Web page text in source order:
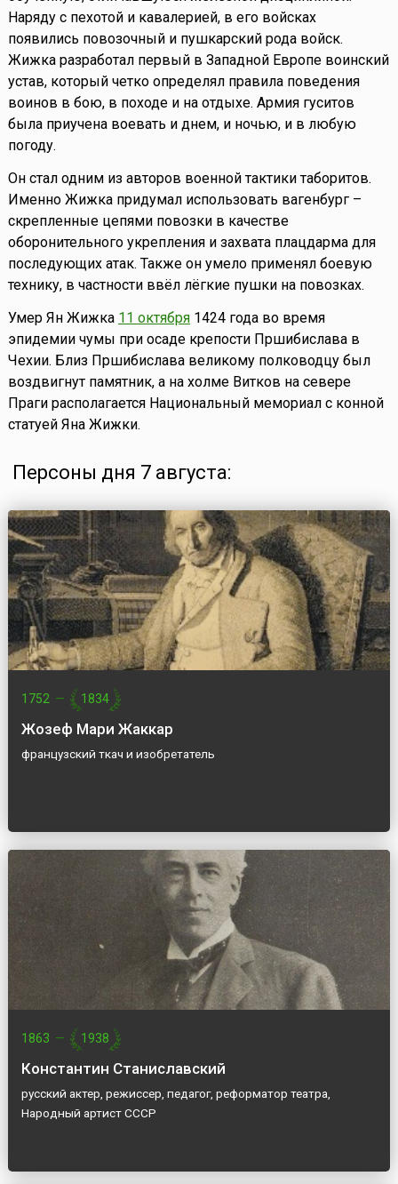
Наряду с пехотой и кавалерией, в его войсках
появились повозочный и пушкарский рода войск.
Жижка разработал первый в Западной Европе воинский
устав, который четко определял правила поведения
воинов в бою, в походе и на отдыхе. Армия гуситов
была приучена воевать и днем, и ночью, и в любую
погоду.
Он стал одним из авторов военной тактики таборитов.
Именно Жижка придумал использовать вагенбург –
скрепленные цепями повозки в качестве
оборонительного укрепления и захвата плацдарма для
последующих атак. Также он умело применял боевую
технику, в частности ввёл лёгкие пушки на повозках.
Умер Ян Жижка 11 октября1424 года во время
эпидемии чумы при осаде крепости Пршибислава в
Чехии. Близ Пршибислава великому полководцу был
воздвигнут памятник, а на холме Витков на севере
Праги располагается Национальный мемориал с конной
статуей Яна Жижки.
Персоны дня 7 августа:
1752 — 1834
Жозеф Мари Жаккар
французский ткач и изобретатель
1863 — 1938
Константин Станиславский
русский актер, режиссер, педагог, реформатор театра,
Народный артист СССР